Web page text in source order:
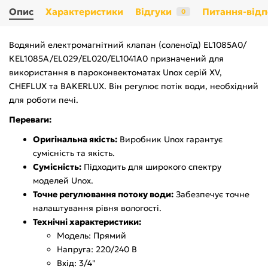
Опис Характеристики Відгуки 0 Питання-
Водяний електромагнітний клапан (соленоїд) ЕL1085А0/
КЕL1085А/ЕL029/ЕL020/ЕL1041А0 призначений для
використання в пароконвектоматах Unox серій XV,
CHEFLUX та BAKERLUX. Він регулює потік води, необхідний
для роботи печі.
Переваги:
Оригінальна якість: Виробник Unox гарантує
сумісність та якість.
Сумісність: Підходить для широкого спектру
моделей Unox.
Точне регулювання потоку води: Забезпечує точне
налаштування рівня вологості.
Технічні характеристики:
Модель: Прямий
Напруга: 220/240 В
Вхід: 3/4"